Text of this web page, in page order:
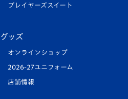
プレイヤーズスイート
グッズ
オンラインショップ
2026-27ユニフォーム
店舗情報